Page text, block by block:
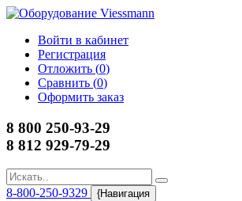
Войти в кабинет
Регистрация
Отложить (0)
Сравнить (0)
Оформить заказ
8 800 250-93-29
8 812 929-79-29
8-800-250-9329 {Навигация